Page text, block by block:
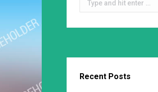
Recent Posts